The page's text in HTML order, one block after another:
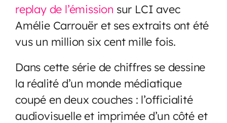
replay de l’émission sur LCI avec
Amélie Carrouër et ses extraits ont été
vus un million six cent mille fois.
Dans cette série de chiffres se dessine
la réalité d’un monde médiatique
coupé en deux couches : l’officialité
audiovisuelle et imprimée d’un côté et